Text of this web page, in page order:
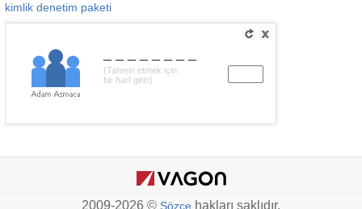
kimlik denetim paketi
(Tahmin etmek için
bir harf girin)
2009-2026 © Sözce hakları saklıdır.